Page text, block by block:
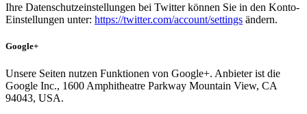
Ihre Datenschutzeinstellungen bei Twitter können Sie in den Konto-
Einstellungen unter: https://twitter.com/account/settings ändern.
Google+
Unsere Seiten nutzen Funktionen von Google+. Anbieter ist die
Google Inc., 1600 Amphitheatre Parkway Mountain View, CA
94043, USA.